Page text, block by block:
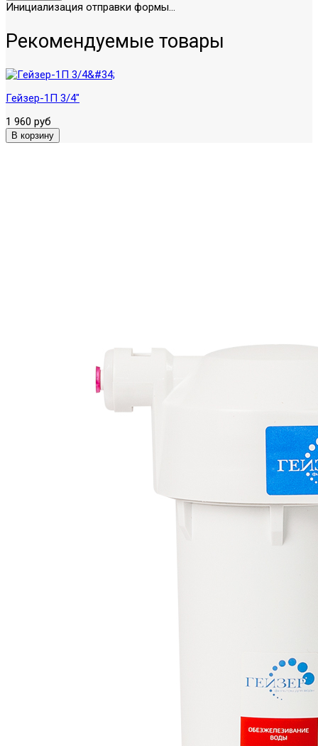
Инициализация отправки формы...
Рекомендуемые товары
Гейзер-1П 3/4"
1 960 руб